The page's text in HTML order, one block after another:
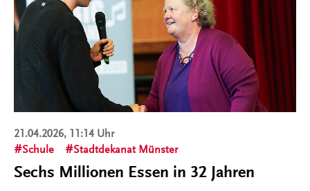
21.04.2026, 11:14 Uhr
Schule
Stadtdekanat Münster
Sechs Millionen Essen in 32 Jahren